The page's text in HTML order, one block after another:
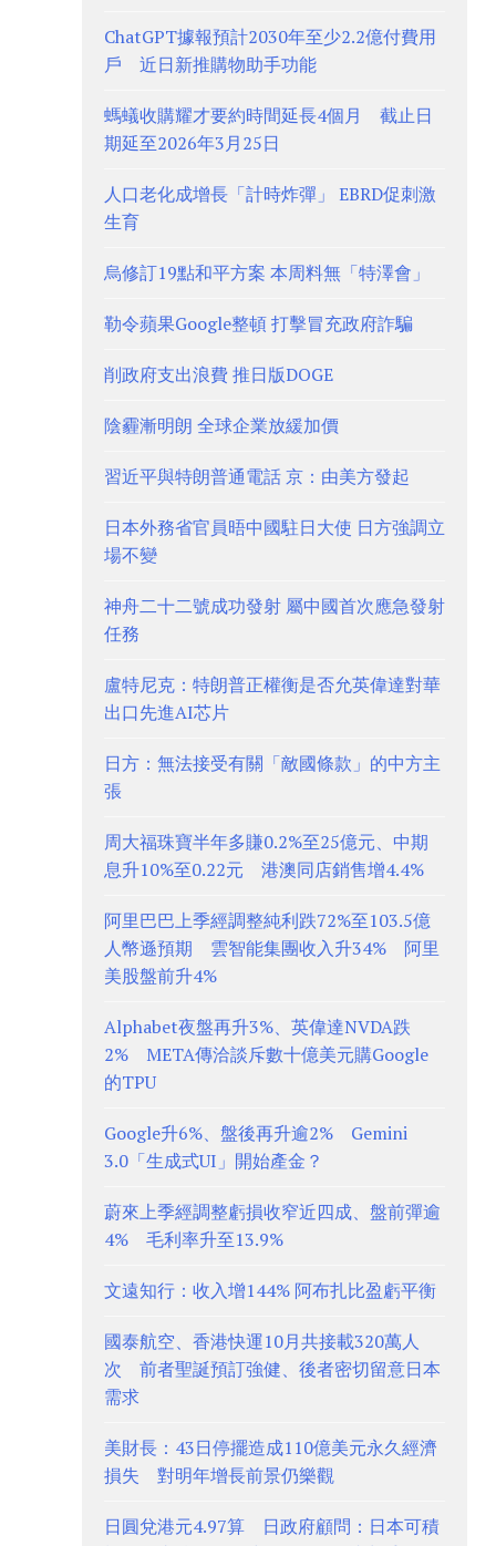
ChatGPT據報預計2030年至少2.2億付費用
戶 近日新推購物助手功能
螞蟻收購耀才要約時間延長4個月 截止日
期延至2026年3月25日
人口老化成增長「計時炸彈」 EBRD促刺激
生育
烏修訂19點和平方案 本周料無「特澤會」
勒令蘋果Google整頓 打擊冒充政府詐騙
削政府支出浪費 推日版DOGE
陰霾漸明朗 全球企業放緩加價
習近平與特朗普通電話 京：由美方發起
日本外務省官員晤中國駐日大使 日方強調立
場不變
神舟二十二號成功發射 屬中國首次應急發射
任務
盧特尼克：特朗普正權衡是否允英偉達對華
出口先進AI芯片
日方：無法接受有關「敵國條款」的中方主
張
周大福珠寶半年多賺0.2%至25億元、中期
息升10%至0.22元 港澳同店銷售增4.4%
阿里巴巴上季經調整純利跌72%至103.5億
人幣遜預期 雲智能集團收入升34% 阿里
美股盤前升4%
Alphabet夜盤再升3%、英偉達NVDA跌
2% META傳洽談斥數十億美元購Google
的TPU
Google升6%、盤後再升逾2% Gemini
3.0「生成式UI」開始產金？
蔚來上季經調整虧損收窄近四成、盤前彈逾
4% 毛利率升至13.9%
文遠知行：收入增144% 阿布扎比盈虧平衡
國泰航空、香港快運10月共接載320萬人
次 前者聖誕預訂強健、後者密切留意日本
需求
美財長：43日停擺造成110億美元永久經濟
損失 對明年增長前景仍樂觀
日圓兌港元4.97算 日政府顧問：日本可積